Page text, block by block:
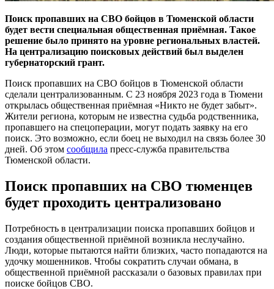
Поиск пропавших на СВО бойцов в Тюменской области
будет вести специальная общественная приёмная. Такое
решение было принято на уровне региональных властей.
На централизацию поисковых действий был выделен
губернаторский грант.
Поиск пропавших на СВО бойцов в Тюменской области
сделали централизованным. С 23 ноября 2023 года в Тюмени
открылась общественная приёмная «Никто не будет забыт».
Жители региона, которым не известна судьба родственника,
пропавшего на спецоперации, могут подать заявку на его
поиск. Это возможно, если боец не выходил на связь более 30
дней. Об этом сообщила пресс-служба правительства
Тюменской области.
Поиск пропавших на СВО тюменцев
будет проходить централизовано
Потребность в централизации поиска пропавших бойцов и
создания общественной приёмной возникла неслучайно.
Люди, которые пытаются найти близких, часто попадаются на
удочку мошенников. Чтобы сократить случаи обмана, в
общественной приёмной рассказали о базовых правилах при
поиске бойцов СВО.